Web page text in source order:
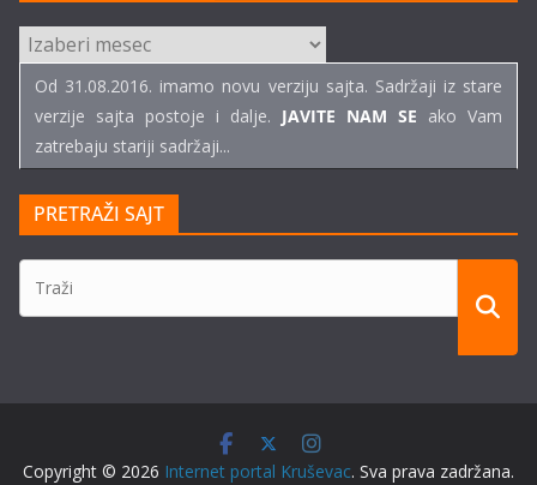
ARHIVE
TEKSTOVA
Od 31.08.2016. imamo novu verziju sajta. Sadržaji iz stare
verzije sajta postoje i dalje. JAVITE NAM SE ako Vam
zatrebaju stariji sadržaji...
PRETRAŽI SAJT
Copyright © 2026 Internet portal Kruševac. Sva prava zadržana.